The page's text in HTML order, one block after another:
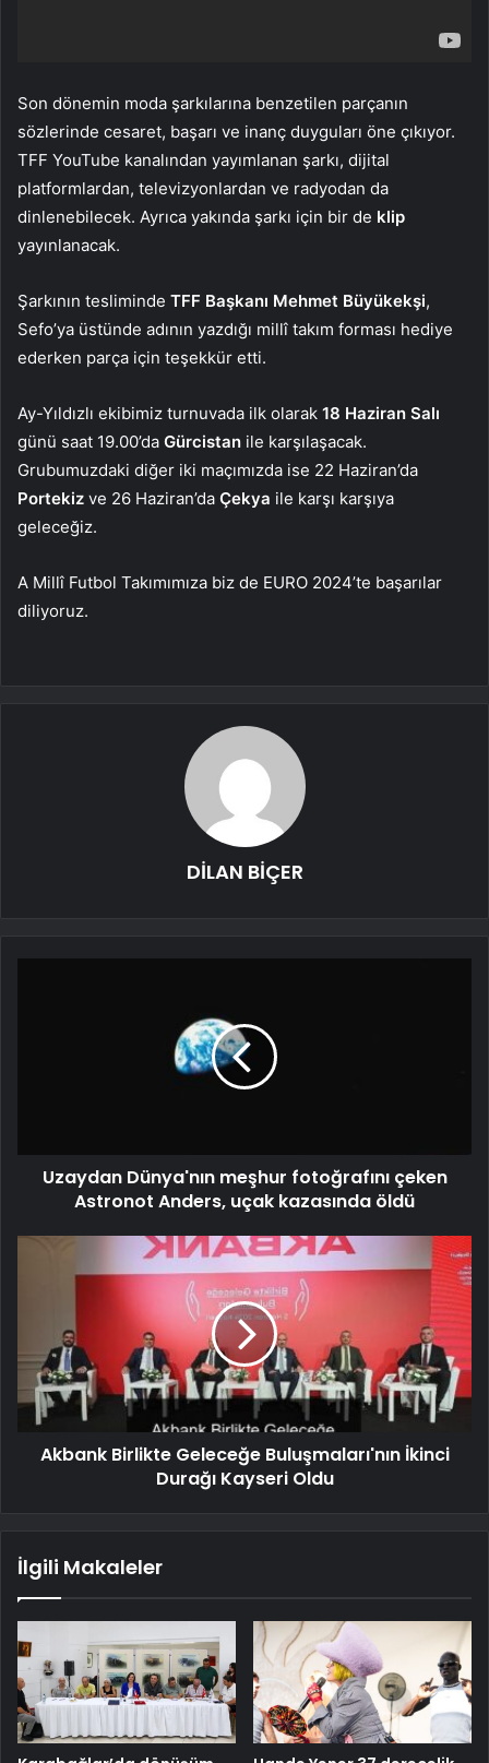
Son dönemin moda şarkılarına benzetilen parçanın
sözlerinde cesaret, başarı ve inanç duyguları öne çıkıyor.
TFF YouTube kanalından yayımlanan şarkı, dijital
platformlardan, televizyonlardan ve radyodan da
dinlenebilecek. Ayrıca yakında şarkı için bir de klip
yayınlanacak.
Şarkının tesliminde TFF Başkanı Mehmet Büyükekşi,
Sefo’ya üstünde adının yazdığı millî takım forması hediye
ederken parça için teşekkür etti.
Ay-Yıldızlı ekibimiz turnuvada ilk olarak 18 Haziran Salı
günü saat 19.00’da Gürcistan ile karşılaşacak.
Grubumuzdaki diğer iki maçımızda ise 22 Haziran’da
Portekiz ve 26 Haziran’da Çekya ile karşı karşıya
geleceğiz.
A Millî Futbol Takımımıza biz de EURO 2024’te başarılar
diliyoruz.
DİLAN BİÇER
Uzaydan Dünya'nın meşhur fotoğrafını çeken
Astronot Anders, uçak kazasında öldü
Akbank Birlikte Geleceğe Buluşmaları'nın İkinci
Durağı Kayseri Oldu
İlgili Makaleler